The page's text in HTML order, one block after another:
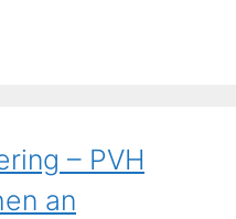
– PVH
an